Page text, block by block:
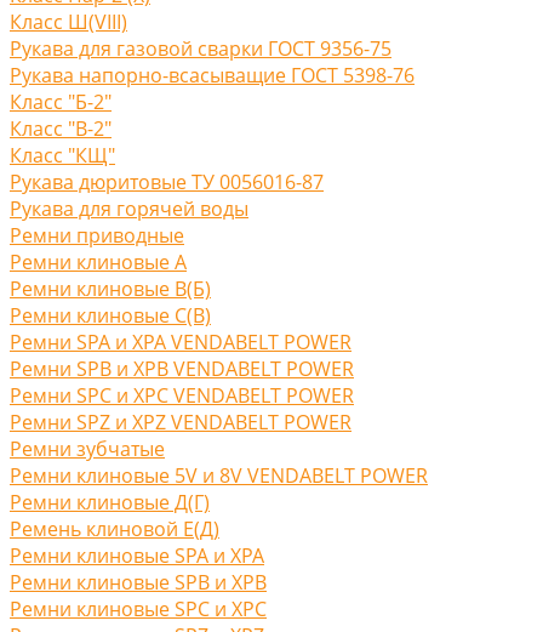
Класс Ш(VIII)
Рукава для газовой сварки ГОСТ 9356-75
Рукава напорно-всасыващие ГОСТ 5398-76
Класс "Б-2"
Класс "В-2"
Класс "КЩ"
Рукава дюритовые ТУ 0056016-87
Рукава для горячей воды
Ремни приводные
Ремни клиновые A
Ремни клиновые В(Б)
Ремни клиновые С(B)
Ремни SPA и XPA VENDABELT POWER
Ремни SPB и XPB VENDABELT POWER
Ремни SPC и XPC VENDABELT POWER
Ремни SPZ и XPZ VENDABELT POWER
Ремни зубчатые
Ремни клиновые 5V и 8V VENDABELT POWER
Ремни клиновые Д(Г)
Ремень клиновой Е(Д)
Ремни клиновые SPA и XPA
Ремни клиновые SPB и XPB
Ремни клиновые SPC и XPC